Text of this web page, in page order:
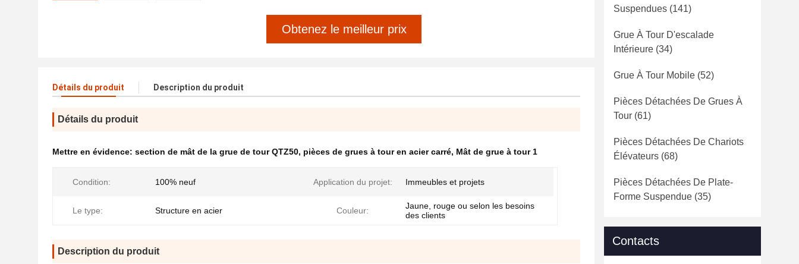
Obtenez le meilleur prix
Détails du produit Description du produit
Détails du produit
Mettre en évidence: section de mât de la grue de tour QTZ50, pièces de grues à tour en acier carré, Mât de grue à tour 1
Condition: 100% neuf Application du projet: Immeubles et projets
Le type: Structure en acier Couleur:
Jaune, rouge ou selon les besoins
des clients
Description du produit
Suspendues (141)
Grue À Tour D'escalade
Intérieure (34)
Grue À Tour Mobile (52)
Pièces Détachées De Grues À
Tour (61)
Pièces Détachées De Chariots
Élévateurs (68)
Pièces Détachées De Plate-
Forme Suspendue (35)
Contacts